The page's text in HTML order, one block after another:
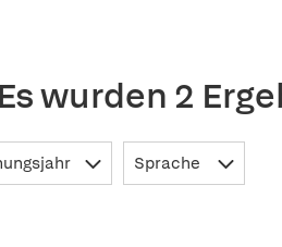
Es wurden 2
Sprache